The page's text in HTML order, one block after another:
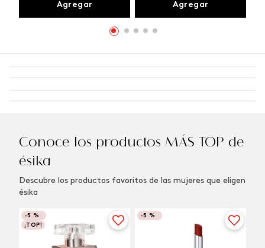
Agregar Agregar
Conoce los productos MÁS TOP de
ésika
Descubre los productos favoritos de las mujeres que eligen
ésika
-5 %
¡TOP!
-5 %